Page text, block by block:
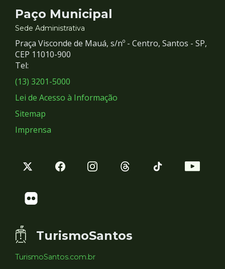
Contato
e
Redes
Sociais
Paço Municipal
Sede Administrativa
Praça Visconde de Mauá, s/nº - Centro, Santos - SP,
CEP 11010-900
Tel:
(13) 3201-5000
Lei de Acesso à Informação
Sitemap
Imprensa
TurismoSantos
TurismoSantos.com.br